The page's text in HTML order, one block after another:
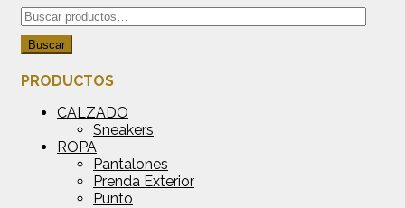
Buscar
por:
Buscar
PRODUCTOS
CALZADO
Sneakers
ROPA
Pantalones
Prenda Exterior
Punto